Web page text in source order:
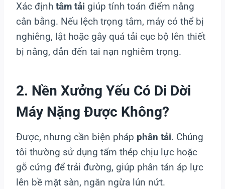
Xác định tâm tải giúp tính toán điểm nâng
cân bằng. Nếu lệch trọng tâm, máy có thể bị
nghiêng, lật hoặc gây quá tải cục bộ lên thiết
bị nâng, dẫn đến tai nạn nghiêm trọng.
2. Nền Xưởng Yếu Có Di Dời
Máy Nặng Được Không?
Được, nhưng cần biện pháp phân tải. Chúng
tôi thường sử dụng tấm thép chịu lực hoặc
gỗ cứng để trải đường, giúp phân tán áp lực
lên bề mặt sàn, ngăn ngừa lún nứt.